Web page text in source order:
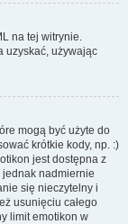
na tej witrynie.
uzyskać, używając
mogą być użyte do
krótkie kody, np. :)
jest dostępna z
nadmiernie
się nieczytelny i
usunięciu całego
limit emotikon w